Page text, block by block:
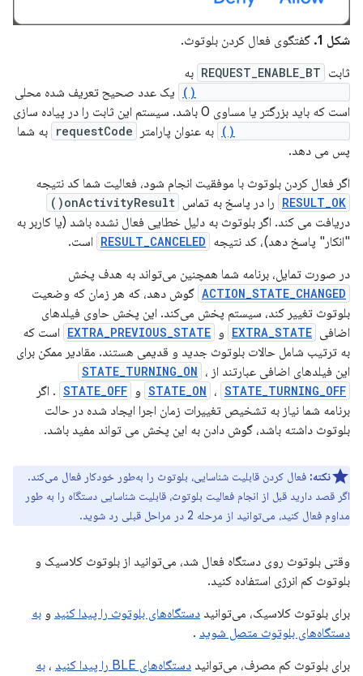
شکل 1.
گفتگوی فعال کردن بلوتوث.
ثابت REQUEST_ENABLE_BT به
یک عدد صحیح تعریف شده محلی
است که باید بزرگتر یا مساوی 0 باشد. سیستم این ثابت را در پیاده سازی
به عنوان پارامتر requestCode به شما
پس می دهد.
اگر فعال کردن بلوتوث با موفقیت انجام شود، فعالیت شما کد نتیجه
RESULT_OK را در پاسخ به تماس onActivityResult()
دریافت می کند. اگر بلوتوث به دلیل خطایی فعال نشده باشد (یا کاربر به
"انکار" پاسخ دهد)، کد نتیجه RESULT_CANCELED است.
در صورت تمایل، برنامه شما همچنین می‌تواند به هدف پخش
ACTION_STATE_CHANGED گوش دهد، که هر زمان که وضعیت
بلوتوث تغییر کند، سیستم پخش می‌کند. این پخش حاوی فیلدهای
اضافی EXTRA_STATE و EXTRA_PREVIOUS_STATE است که
به ترتیب شامل حالات بلوتوث جدید و قدیمی هستند. مقادیر ممکن برای
این فیلدهای اضافی عبارتند از
STATE_TURNING_ON ،
STATE_ON ، STATE_TURNING_OFF و STATE_OFF . اگر
برنامه شما نیاز به تشخیص تغییرات زمان اجرا ایجاد شده در حالت
بلوتوث داشته باشد، گوش دادن به این پخش می تواند مفید باشد.
نکته: فعال کردن قابلیت شناسایی، بلوتوث را به‌طور خودکار فعال می‌کند.
اگر قصد دارید قبل از انجام فعالیت بلوتوث، قابلیت شناسایی دستگاه را به طور
مداوم فعال کنید، می‌توانید از مرحله 2 در مراحل قبلی رد شوید.
وقتی بلوتوث روی دستگاه فعال شد، می‌توانید از بلوتوث کلاسیک و
بلوتوث کم انرژی استفاده کنید.
برای بلوتوث کلاسیک، می‌توانید دستگاه‌های بلوتوث را پیدا کنید و به
دستگاه‌های بلوتوث متصل شوید .
برای بلوتوث کم مصرف، می‌توانید دستگاه‌های BLE را پیدا کنید ، به